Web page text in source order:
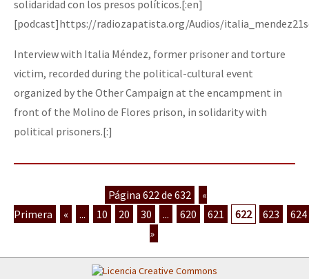
solidaridad con los presos políticos.[:en]
[podcast]https://radiozapatista.org/Audios/
Interview with Italia Méndez, former prisoner and torture
victim, recorded during the political-cultural event
organized by the Other Campaign at the encampment in
front of the Molino de Flores prison, in solidarity with
political prisoners.[:]
Página 622 de 632
«
Primera
« ... 10 20 30 ... 620 621 622 623
624
»